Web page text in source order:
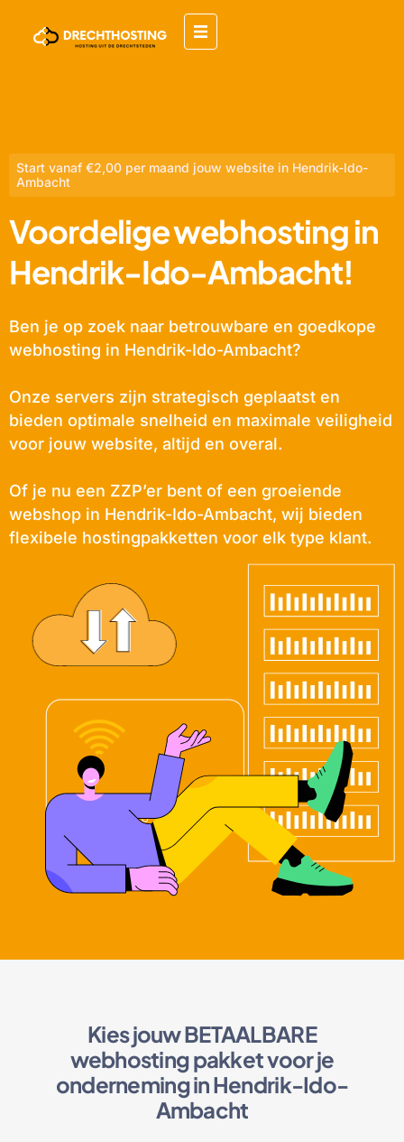
Start vanaf €2,00 per maand jouw website in Hendrik-Ido-
Ambacht
Voordelige webhosting in
Hendrik-Ido-Ambacht!
Ben je op zoek naar betrouwbare en goedkope
webhosting in Hendrik-Ido-Ambacht?
Onze servers zijn strategisch geplaatst en
bieden optimale snelheid en maximale veiligheid
voor jouw website, altijd en overal.
Of je nu een ZZP’er bent of een groeiende
webshop in Hendrik-Ido-Ambacht, wij bieden
flexibele hostingpakketten voor elk type klant.
Kies jouw BETAALBARE
webhosting pakket voor je
onderneming in Hendrik-Ido-
Ambacht